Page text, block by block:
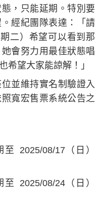
，只能延期。特別要
經紀團隊表達：「請
二）希望可以看到那
會努力用最佳狀態唱
希望大家能諒解！」
並維持實名制驗證入
寬宏售票系統公告之
2025/08/17（日）
2025/08/24（日）